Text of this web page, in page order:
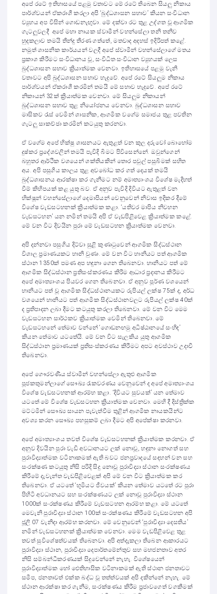
අපේ රටේ ඉතිහාසයේ පළමු වතාවට මේ රටේ තිබෙන සියලු නිකාය
පාර්ශ්වයන් ඒකරාශී කරලා අපි ‘බුද්ධශාසන සභාව’ කියන සංවිධාන
ව්‍යුහය අප විසින් ගොඩනැඟුවා. මේ දක්වා රට තුළ උද්ගත වූ ආගමික
ගැටලුවලදී අපේ මහා නායක ස්වාමීන් වහන්සේලා තනි තනිව
හුදකලාව තමයි තීන්දු තීරණ ගත්තේ, මතවාද අදහස් ඉදිරිපත් කළේ.
නමුත් ශාසනික කාර්යයන් වලදී අපේ ස්වාමීන් වහන්සේලාගේ මතය
ප්‍රකාශ කිරීමට සංවිධානය වූ, සංවිධිත සංවිධාන ව්‍යුහයක් ලෙස
බුද්ධශාසන සභාව ක්‍රියාත්මක වෙනවා. ඉතිහාසයේ පළමු වැනි
වතාවට අපි බුද්ධශාසන සභාව හැදුවේ. අපේ රටේ සියලුම නිකාය
පාර්ශ්වයන් ඒකරාශී කරමින් තමයි මේ සභාව හැදුවේ. අපේ රටේ
නිකායන් 32ක් ක්‍රියාත්මක වෙනවා. මේ සියලුම නිකායන්
බුද්ධශාසන සභාව තුළ නියෝජනය වෙනවා. බුද්ධශාසන සභාව
මාසිකව රැස් වෙමින් ශාසනික, ආගමික වගේම සමාජය තුළ පවතින
ගැටලු සාකච්ඡා කරමින් කටයුතු කරනවා.
ඒ වගේම අපේ භික්ෂු ශාසනයට ඇතුළත් වන කුල දරුවෝ බොහෝම
දුෂ්කර ප්‍රදේශවලින් තමයි පැවිදි බිමට පිවිසෙන්නේ. ඔවුන්ගෙන්
බහුතර ආර්ථික වශයෙන් ශක්තියකින් තොර පවුල් පසුබිමක් සහිත
අය. අපි පසුගිය කාලය තුළ අවබෝධ කර ගත් දෙයක් තමයි
බුද්ධශාසනය ආරක්ෂා කර ගැනීමට නම් අමාත්‍යාංශය විශේෂ මැදිහත්
වීම් කිහිපයක් කළ යුතු බව. ඒ අනුව පැවිදි දිවියට ඇතුළත් වන
භික්ෂූන් වහන්සේලාගේ දෙමාපියන් වෙනුවෙන් නිවාස ඉදිකර දීමේ
විශේෂ වැඩසටහනක් ක්‍රියාත්මක කළා. ‘යතිවර මාපිය නිවහන
වැඩසටහන’ යන නමින් තමයි අපි ඒ වැඩපිළිවෙළ ක්‍රියාත්මක කළේ.
මේ වන විට දිවයින පුරා මේ වැඩසටහන ක්‍රියාත්මක වෙනවා.
අපි දන්නවා පසුගිය දිට්වා සුළි කුණාටුවෙන් ආගමික සිද්ධස්ථාන
විශාල ප්‍රමාණයකට හානි වුණා. මේ වන විට හානියට පත් ආගමික
ස්ථාන 1350ක් පමණ අප හඳුනා ගෙන තිබෙනවා. හානියට පත් මේ
ආගමික සිද්ධස්ථාන ප්‍රතිසංස්කරණය කිරීම ආධාර ප්‍රදානය කිරීමට
අපේ අමාත්‍යාංශය පියවර ගෙන තිබෙනවා. ඒ අනුව පූර්ණ වශයෙන්
හානියට පත් වූ ආගමික සිද්ධස්ථානයකට රුපියල් ලක්ෂ 75ක් ද, අර්ධ
වශයෙන් හානියට පත් ආගමික සිද්ධස්ථානවලට රුපියල් ලක්ෂ 40ක්
ද ප්‍රතිපාදන ලබා දීමට කටයුතු කරලා තිබෙනවා. මේ වන විට මෙම
වැඩසටහන සාර්ථකව ක්‍රියාත්මක වෙමින් තිබෙනවා. මේ
වැඩසටහනේ තේමාව වන්නේ ‘ගොඩනඟමු අධිෂ්ඨානයේ සංහිඳ’
කියන තේමාව යටතේයි. මේ වන විට සැලකිය යුතු ආගමික
සිද්ධස්ථාන ප්‍රමාණයක් ප්‍රතිසංස්කරණය කිරීමට අපට අවස්ථාව උදාවී
තිබෙනවා.
අපේ ගෞරවණීය ස්වාමීන් වහන්සේලා ඇතුළු ආගමික
පූජකතුමන්ලාගේ සෞඛ්‍ය රැකවරණය වෙනුවෙන් ද අපේ අමාත්‍යාංශය
විශේෂ වැඩසටහනක් ආරම්භ කළා. ‘දිවියට සුවයක්’ යන තේමාව
යටතේ මේ විශේෂ වැඩසටහන ක්‍රියාත්මක වෙනවා. මෙහි දී දිස්ත්‍රික්ක
මට්ටමින් සෞඛ්‍ය සායන පැවැත්වීම තුළින් ආගමික නායකයින්ට
අවශ්‍ය කරන සෞඛ්‍ය පහසුකම් ලබා දීමට අපි අපේක්ෂා කරනවා.
අපේ අමාත්‍යාංශය තවත් විශේෂ වැඩසටහනක් ක්‍රියාත්මක කරනවා. ඒ
අනුව දිවයින පුරා වැඩි අවධානයට ලක් නොවූ, හඳුනා නොගත් සහ
පුරාවිද්‍යාත්මක වටිනාකමක් ඇති බවට ජනප්‍රවාදයේ සඳහන් වන සහ
සංරක්ෂණ කටයුතු නිසි පරිදි සිදු නොවූ පුරාවිද්‍යා ස්ථාන සංරක්ෂණය
කිරීමේ දැවැන්ත වැඩපිළිවෙළක් අපි මේ වන විට ක්‍රියාත්මක කර
තිබෙනවා. ඒ යටතේ ‘භූමියට ජීවයක්’ කියන තේමාව යටතේ රට පුරා
පිහිටි අවධානයට සහ සංරක්ෂණයට ලක් නොවූ පුරාවිද්‍යා ස්ථාන
1000ක් සංරක්ෂණය කිරීමේ වැඩසටහන ආරම්භ කළා. මේ යටතේ
මෙවැනි පුරාවිද්‍යා ස්ථාන 100ක් සංරක්ෂණය කිරීමේ වැඩසටහන අපි
ජූලි 07 වැනිදා ආරම්භ කරනවා. මේ වෙනුවෙන් ‘පුරාවිද්‍යා දෙසතිය’
නමින් වැඩසටහනක් ක්‍රියාත්මක වෙනවා. මෙම වැඩපිළිවෙළ තුළ
තවත් සුවිශේෂත්වයක් තිබෙනවා. අපි අත්දැකලා තිබෙන ආකාරයට
පුරාවිද්‍යා ස්ථාන, පුරාවිද්‍යා දෙපාර්තමේන්තුව සහ මහජනතාව අතර
නිසි සම්බන්ධීකරණයක් සිදුවෙන්නේ නැහැ. විශේෂයෙන්
පුරාවිද්‍යාත්මක හෝ ඓතිහාසික වටිනාකමක් ඇති ස්ථාන ජනතාවට
සමීප, ජනතාවත් එක්ක බද්ධ වූ තත්ත්වයක් අපි දකින්නේ නැහැ. මේ
ස්ථාන ආරක්ෂා කර ගැනීම, සංරක්ෂණය කිරීම ප්‍රජාවගෙත් වගකීමක්